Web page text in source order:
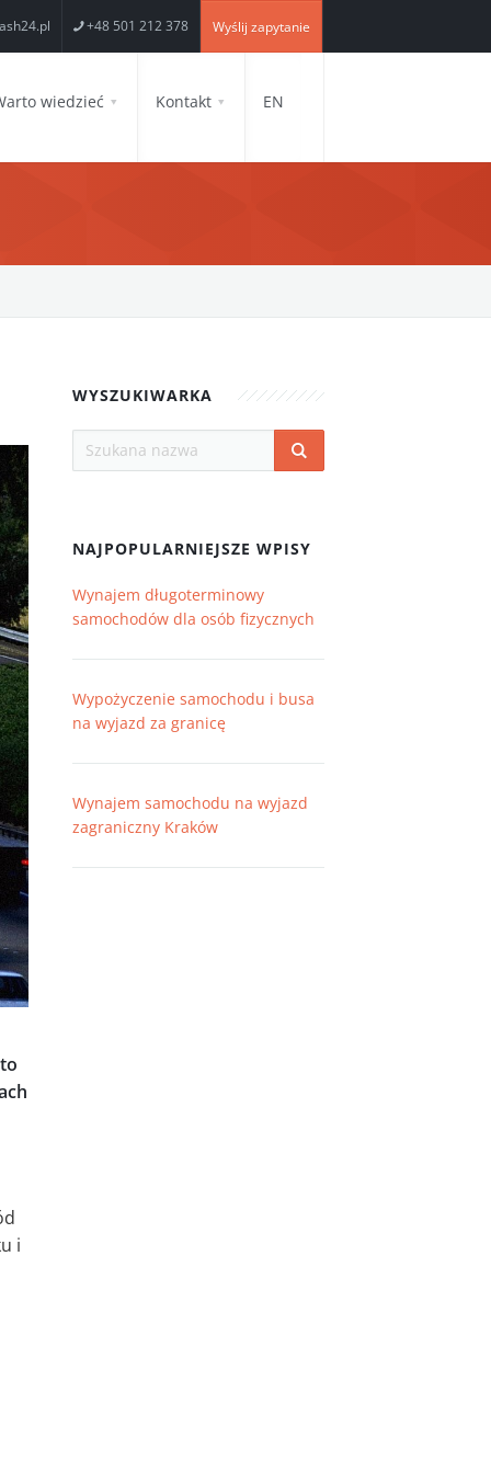
+48 501 212 378 Wyślij zapytanie
wiedzieć Kontakt EN
i
WYSZUKIWARKA
NAJPOPULARNIEJSZE WPISY
Wynajem długoterminowy
samochodów dla osób fizycznych
Wypożyczenie samochodu i busa
na wyjazd za granicę
Wynajem samochodu na wyjazd
zagraniczny Kraków